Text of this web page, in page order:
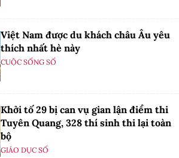
Việt Nam được du khách châu Âu yêu
thích nhất hè này
CUỘC SỐNG SỐ
Khởi tố 29 bị can vụ gian lận điểm thi
Tuyên Quang, 328 thí sinh thi lại toàn
bộ
GIÁO DỤC SỐ